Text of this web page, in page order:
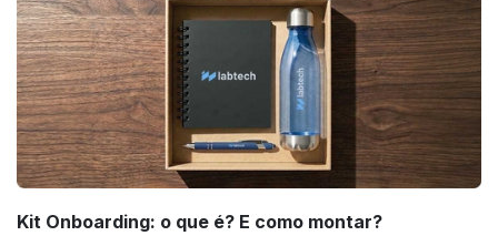
Kit Onboarding: o que é? E como montar?